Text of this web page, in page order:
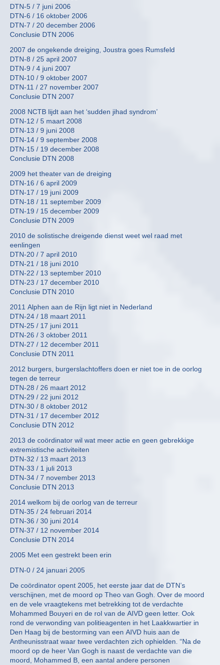
DTN-5 / 7 juni 2006
DTN-6 / 16 oktober 2006
DTN-7 / 20 december 2006
Conclusie DTN 2006
2007 de ongekende dreiging, Joustra goes Rumsfeld
DTN-8 / 25 april 2007
DTN-9 / 4 juni 2007
DTN-10 / 9 oktober 2007
DTN-11 / 27 november 2007
Conclusie DTN 2007
2008 NCTB lijdt aan het ‘sudden jihad syndrom’
DTN-12 / 5 maart 2008
DTN-13 / 9 juni 2008
DTN-14 / 9 september 2008
DTN-15 / 19 december 2008
Conclusie DTN 2008
2009 het theater van de dreiging
DTN-16 / 6 april 2009
DTN-17 / 19 juni 2009
DTN-18 / 11 september 2009
DTN-19 / 15 december 2009
Conclusie DTN 2009
2010 de solistische dreigende dienst weet wel raad met
eenlingen
DTN-20 / 7 april 2010
DTN-21 / 18 juni 2010
DTN-22 / 13 september 2010
DTN-23 / 17 december 2010
Conclusie DTN 2010
2011 Alphen aan de Rijn ligt niet in Nederland
DTN-24 / 18 maart 2011
DTN-25 / 17 juni 2011
DTN-26 / 3 oktober 2011
DTN-27 / 12 december 2011
Conclusie DTN 2011
2012 burgers, burgerslachtoffers doen er niet toe in de oorlog
tegen de terreur
DTN-28 / 26 maart 2012
DTN-29 / 22 juni 2012
DTN-30 / 8 oktober 2012
DTN-31 / 17 december 2012
Conclusie DTN 2012
2013 de coördinator wil wat meer actie en geen gebrekkige
extremistische activiteiten
DTN-32 / 13 maart 2013
DTN-33 / 1 juli 2013
DTN-34 / 7 november 2013
Conclusie DTN 2013
2014 welkom bij de oorlog van de terreur
DTN-35 / 24 februari 2014
DTN-36 / 30 juni 2014
DTN-37 / 12 november 2014
Conclusie DTN 2014
2005 Met een gestrekt been erin
DTN-0 / 24 januari 2005
De coördinator opent 2005, het eerste jaar dat de DTN’s
verschijnen, met de moord op Theo van Gogh. Over de moord
en de vele vraagtekens met betrekking tot de verdachte
Mohammed Bouyeri en de rol van de AIVD geen letter. Ook
rond de verwonding van politieagenten in het Laakkwartier in
Den Haag bij de bestorming van een AIVD huis aan de
Antheunisstraat waar twee verdachten zich ophielden. “Na de
moord op de heer Van Gogh is naast de verdachte van die
moord, Mohammed B, een aantal andere personen